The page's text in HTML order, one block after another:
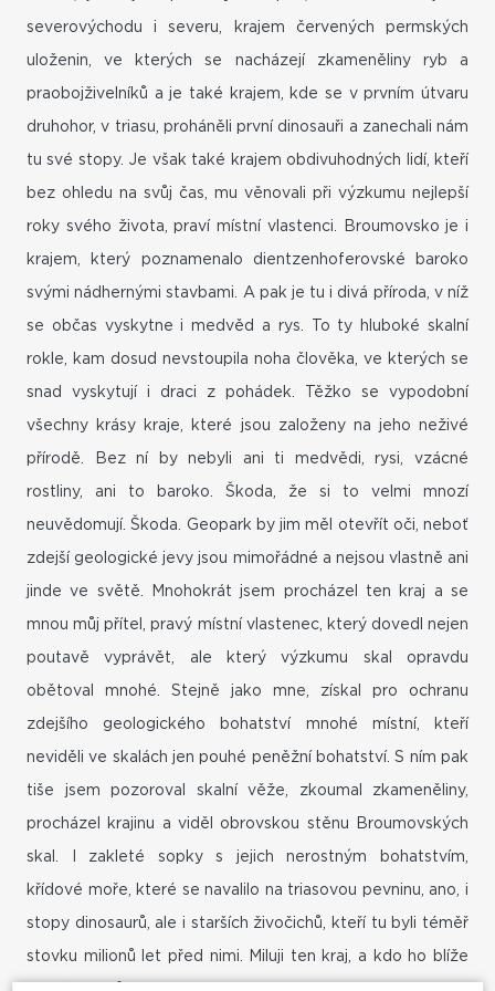
severovýchodu i severu, krajem červených permských
uloženin, ve kterých se nacházejí zkameněliny ryb a
praobojživelníků a je také krajem, kde se v prvním útvaru
druhohor, v triasu, proháněli první dinosauři a zanechali nám
tu své stopy. Je však také krajem obdivuhodných lidí, kteří
bez ohledu na svůj čas, mu věnovali při výzkumu nejlepší
roky svého života, praví místní vlastenci. Broumovsko je i
krajem, který poznamenalo dientzenhoferovské baroko
svými nádhernými stavbami. A pak je tu i divá příroda, v níž
se občas vyskytne i medvěd a rys. To ty hluboké skalní
rokle, kam dosud nevstoupila noha člověka, ve kterých se
snad vyskytují i draci z pohádek. Těžko se vypodobní
všechny krásy kraje, které jsou založeny na jeho neživé
přírodě. Bez ní by nebyli ani ti medvědi, rysi, vzácné
rostliny, ani to baroko. Škoda, že si to velmi mnozí
neuvědomují. Škoda. Geopark by jim měl otevřít oči, neboť
zdejší geologické jevy jsou mimořádné a nejsou vlastně ani
jinde ve světě. Mnohokrát jsem procházel ten kraj a se
mnou můj přítel, pravý místní vlastenec, který dovedl nejen
poutavě vyprávět, ale který výzkumu skal opravdu
obětoval mnohé. Stejně jako mne, získal pro ochranu
zdejšího geologického bohatství mnohé místní, kteří
neviděli ve skalách jen pouhé peněžní bohatství. S ním pak
tiše jsem pozoroval skalní věže, zkoumal zkameněliny,
procházel krajinu a viděl obrovskou stěnu Broumovských
skal. I zakleté sopky s jejich nerostným bohatstvím,
křídové moře, které se navalilo na triasovou pevninu, ano, i
stopy dinosaurů, ale i starších živočichů, kteří tu byli téměř
stovku milionů let před nimi. Miluji ten kraj, a kdo ho blíže